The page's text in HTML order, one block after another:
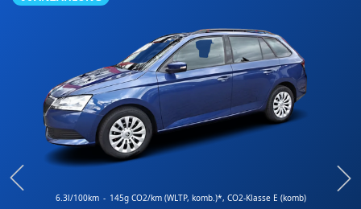
6.3l/100km - 145g CO2/km (WLTP, komb.)*, CO2-Klasse E (komb)